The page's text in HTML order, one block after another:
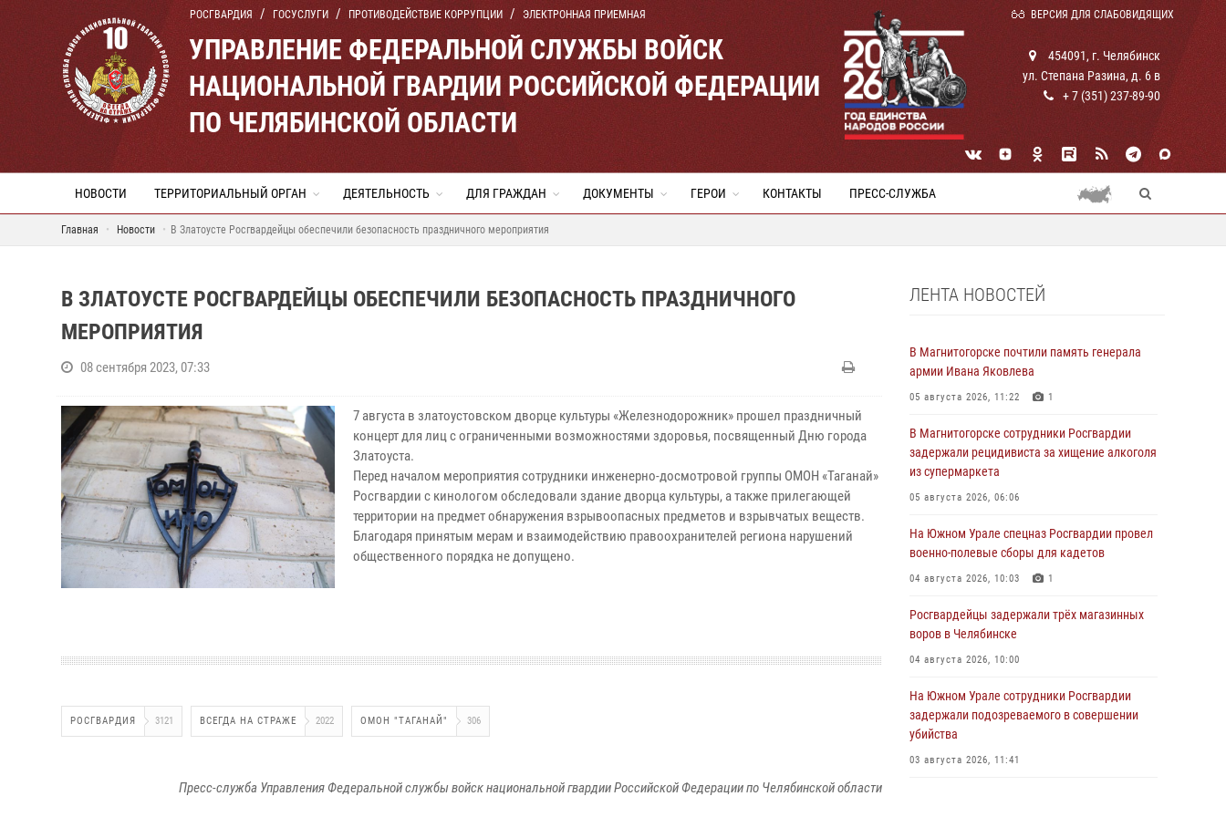
РОСГВАРДИЯ ГОСУСЛУГИ ПРОТИВОДЕЙСТВИЕ КОРРУПЦИИ ЭЛЕКТРОННАЯ ПРИЕМНАЯ ВЕРСИЯ ДЛЯ СЛАБОВИДЯЩИХ
УПРАВЛЕНИЕ ФЕДЕРАЛЬНОЙ СЛУЖБЫ ВОЙСК
НАЦИОНАЛЬНОЙ ГВАРДИИ РОССИЙСКОЙ ФЕДЕРАЦИИ
ПО ЧЕЛЯБИНСКОЙ ОБЛАСТИ
454091, г. Челябинск
ул. Степана Разина, д. 6 в
+ 7 (351) 237-89-90
НОВОСТИ ТЕРРИТОРИАЛЬНЫЙ ОРГАН ДЕЯТЕЛЬНОСТЬ ДЛЯ ГРАЖДАН ДОКУМЕНТЫ ГЕРОИ КОНТАКТЫ ПРЕСС-СЛУЖБА
Главная Новости В Златоусте Росгвардейцы обеспечили безопасность праздничного мероприятия
В ЗЛАТОУСТЕ РОСГВАРДЕЙЦЫ ОБЕСПЕЧИЛИ БЕЗОПАСНОСТЬ ПРАЗДНИЧНОГО
МЕРОПРИЯТИЯ
08 сентября 2023, 07:33
7 августа в златоустовском дворце культуры «Железнодорожник» прошел праздничный
концерт для лиц с ограниченными возможностями здоровья, посвященный Дню города
Златоуста.
Перед началом мероприятия сотрудники инженерно-досмотровой группы ОМОН «Таганай»
Росгвардии с кинологом обследовали здание дворца культуры, а также прилегающей
территории на предмет обнаружения взрывоопасных предметов и взрывчатых веществ.
Благодаря принятым мерам и взаимодействию правоохранителей региона нарушений
общественного порядка не допущено.
РОСГВАРДИЯ 3121 ВСЕГДА НА СТРАЖЕ 2022 ОМОН "ТАГАНАЙ" 306
Пресс-служба Управления Федеральной службы войск национальной гвардии Российской Федерации по Челябинской области
ЛЕНТА НОВОСТЕЙ
В Магнитогорске почтили память генерала
армии Ивана Яковлева
05 августа 2026, 11:22 1
В Магнитогорске сотрудники Росгвардии
задержали рецидивиста за хищение алкоголя
из супермаркета
05 августа 2026, 06:06
На Южном Урале спецназ Росгвардии провел
военно-полевые сборы для кадетов
04 августа 2026, 10:03 1
Росгвардейцы задержали трёх магазинных
воров в Челябинске
04 августа 2026, 10:00
На Южном Урале сотрудники Росгвардии
задержали подозреваемого в совершении
убийства
03 августа 2026, 11:41